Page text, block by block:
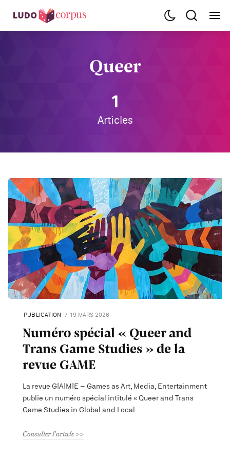
Queer
1
Articles
PUBLICATION 19 MARS 2026
Numéro spécial « Queer and
Trans Game Studies » de la
revue GAME
La revue G|A|M|E – Games as Art, Media, Entertainment
publie un numéro spécial intitulé « Queer and Trans
Game Studies in Global and Local
Consulter l'article